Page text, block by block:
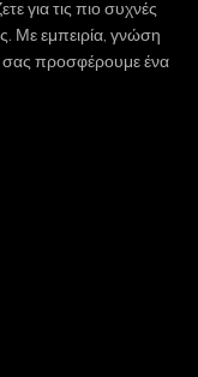
για τις πιο συχνές
Με εμπειρία, γνώση
σας προσφέρουμε ένα